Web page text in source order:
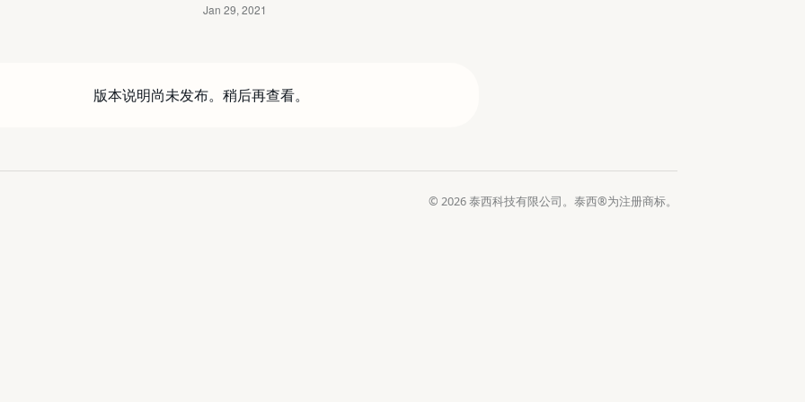
版本说明尚未发布。稍后再查看。
© 2026 泰西科技有限公司。泰西®为注册商标。